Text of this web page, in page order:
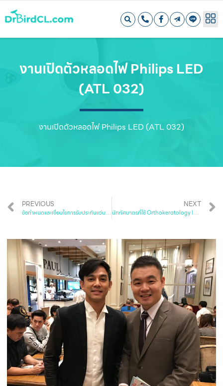
งานเปิดตัวหลอดไฟ Philips LED
(ATL 032)
งานเปิดตัวหลอดไฟ Philips LED (ATL 032)
PREVIOUS
ข้อกำหนดและเงื่อนไขการรับประกันแว่นสายตา (ATL030)
NEXT
นักทัศมาตรที่ใช้ Orthokeratology lens (ATL032)